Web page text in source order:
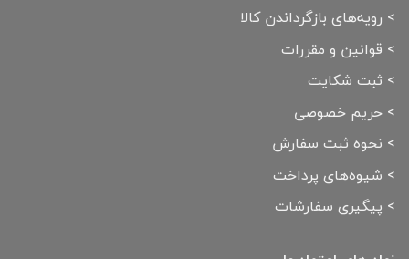
> رویه‌های بازگرداندن کالا
> قوانین و مقررات
> ثبت شکایت
> حریم خصوصی
> نحوه ثبت سفارش
> شیوه‌های پرداخت
> پیگیری سفارشات